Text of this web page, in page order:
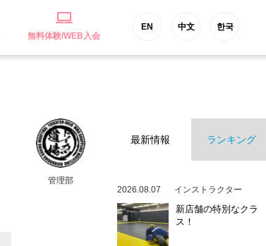
無料体験/WEB入会
EN 中文 한국
管理部
最新情報 ランキング
2026.08.07 インストラクター
新店舗の特別なクラ
ス！